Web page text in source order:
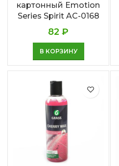
картонный Emotion
Series Spirit AC-0168
82 ₽
В КОРЗИНУ